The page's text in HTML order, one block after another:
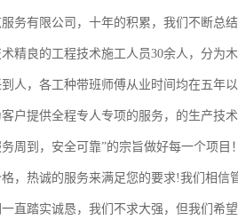
服务有限公司，十年的积累，我们不断
精良的工程技术施工人员30余人，分为
人，各工种带班师傅从业时间均在五年
户提供全程专人专项的服务，的生产技
务周到，安全可靠”的宗旨做好每一个项
，热诚的服务来满足您的要求!我们相
直踏实诚恳，我们不求大强，但我们希